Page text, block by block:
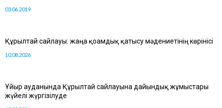
03.06.2019
Құрылтай сайлауы: жаңа қоғамдық қатысу мәдениетінің көрінісі
10.08.2026
Ұйғыр ауданында Құрылтай сайлауына дайындық жұмыстары
жүйелі жүргізілуде